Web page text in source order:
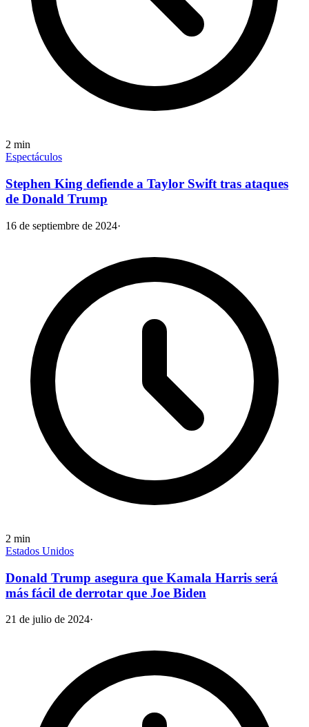
2 min
Espectáculos
Stephen King defiende a Taylor Swift tras ataques
de Donald Trump
16 de septiembre de 2024·
2 min
Estados Unidos
Donald Trump asegura que Kamala Harris será
más fácil de derrotar que Joe Biden
21 de julio de 2024·